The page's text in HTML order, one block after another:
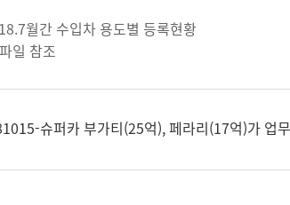
월간 수입차 용도별 등록현황
일 참조
슈퍼카 부가티(25억), 페라리(17억)가 업